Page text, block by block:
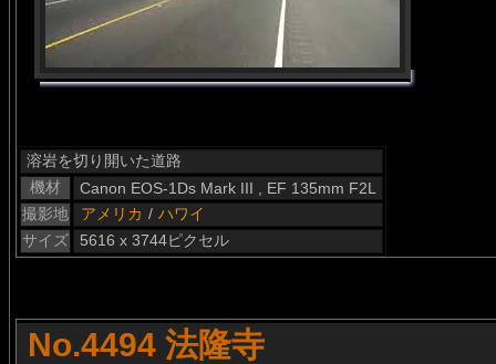
溶岩を切り開いた道路
機材
Canon EOS-1Ds Mark III , EF 135mm F2L
撮影地
アメリカ / ハワイ
サイズ
5616 x 3744ピクセル
No.4494 法隆寺